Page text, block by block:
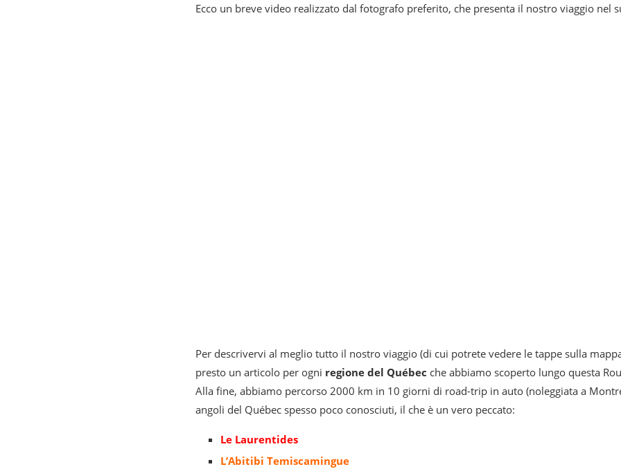
Ecco un breve video realizzato dal fotografo preferito, che presenta il nostro viaggio nel
Per descrivervi al meglio tutto il nostro viaggio (di cui potrete vedere le tappe sulla
presto un articolo per ogni regione del Québec che abbiamo scoperto lungo questa
Alla fine, abbiamo percorso 2000 km in 10 giorni di road-trip in auto (noleggiata a
angoli del Québec spesso poco conosciuti, il che è un vero peccato:
Le Laurentides
L’Abitibi Temiscamingue